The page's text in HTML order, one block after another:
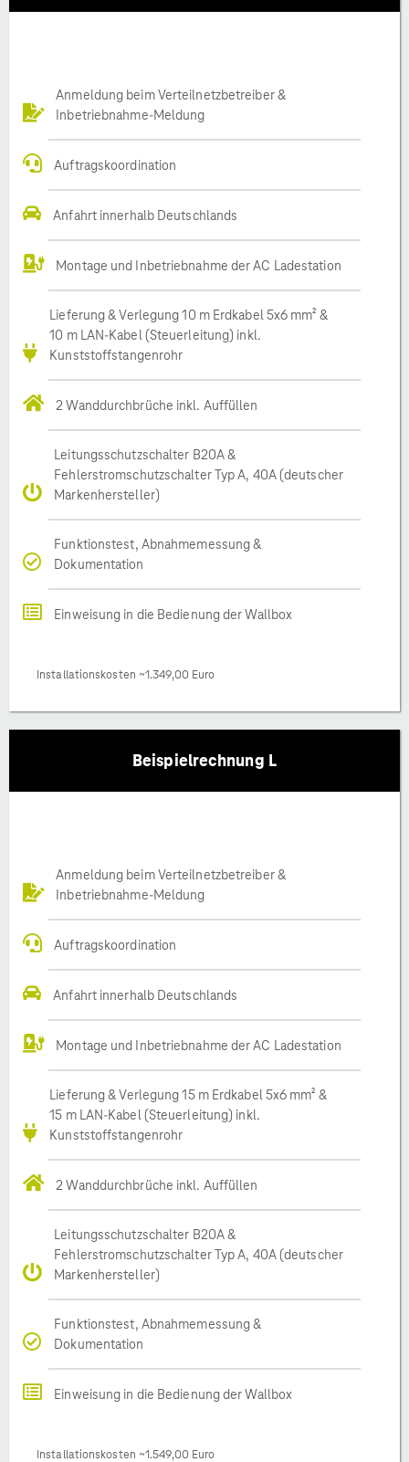
Anmeldung beim Verteilnetzbetreiber &
Inbetriebnahme-Meldung
Auftragskoordination
Anfahrt innerhalb Deutschlands
Montage und Inbetriebnahme der AC Ladestation
Lieferung & Verlegung 10 m Erdkabel 5x6 mm² &
10 m LAN-Kabel (Steuerleitung) inkl.
Kunststoffstangenrohr
2 Wanddurchbrüche inkl. Auffüllen
Leitungsschutzschalter B20A &
Fehlerstromschutzschalter Typ A, 40A (deutscher
Markenhersteller)
Funktionstest, Abnahmemessung &
Dokumentation
Einweisung in die Bedienung der Wallbox
Installationskosten ~1.349,00 Euro
Beispielrechnung L
Anmeldung beim Verteilnetzbetreiber &
Inbetriebnahme-Meldung
Auftragskoordination
Anfahrt innerhalb Deutschlands
Montage und Inbetriebnahme der AC Ladestation
Lieferung & Verlegung 15 m Erdkabel 5x6 mm² &
15 m LAN-Kabel (Steuerleitung) inkl.
Kunststoffstangenrohr
2 Wanddurchbrüche inkl. Auffüllen
Leitungsschutzschalter B20A &
Fehlerstromschutzschalter Typ A, 40A (deutscher
Markenhersteller)
Funktionstest, Abnahmemessung &
Dokumentation
Einweisung in die Bedienung der Wallbox
Installationskosten ~1.549,00 Euro